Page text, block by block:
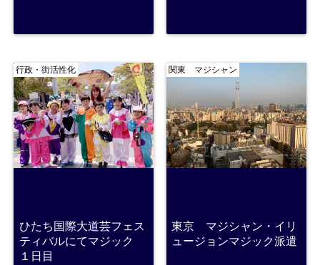
行政・街活性化
ひたち国際大道芸フェス
ティバルにてマジック
１日目
関東 マジシャン
東京 マジシャン・イリ
ュージョンマジック派遣